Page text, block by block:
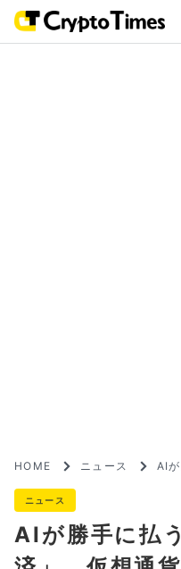
HOME ニュース
AI
ニュース
AIが勝手に払